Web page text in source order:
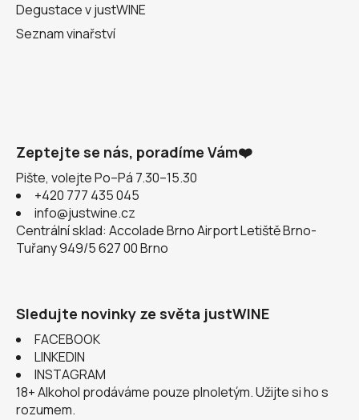
Degustace v justWINE
Seznam vinařství
Zeptejte se nás, poradíme Vám❤️
Pište, volejte Po–Pá 7.30–15.30
+420 777 435 045
info@justwine.cz
Centrální sklad: Accolade Brno Airport Letiště Brno-
Tuřany 949/5 627 00 Brno
Sledujte novinky ze světa justWINE
FACEBOOK
LINKEDIN
INSTAGRAM
18+ Alkohol prodáváme pouze plnoletým. Užijte si ho s
rozumem.